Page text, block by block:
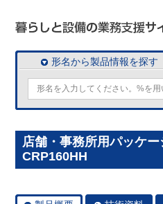
形名から製品情報を探す
店舗・事務所用パッケ
CRP160HH